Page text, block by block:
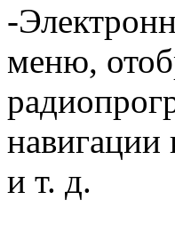
-
меню,
навигации
и т. д.